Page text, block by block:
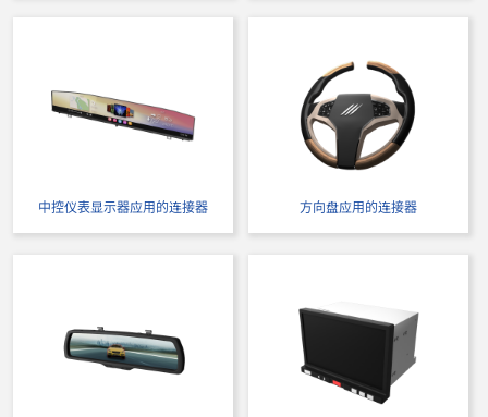
中控仪表显示器应用的连接器 方向盘应用的连接器